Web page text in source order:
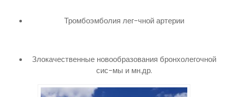
Тромбоэмболия лег-чной артерии
Злокачественные новообразования бронхолегочной
сис-мы и мн.др.